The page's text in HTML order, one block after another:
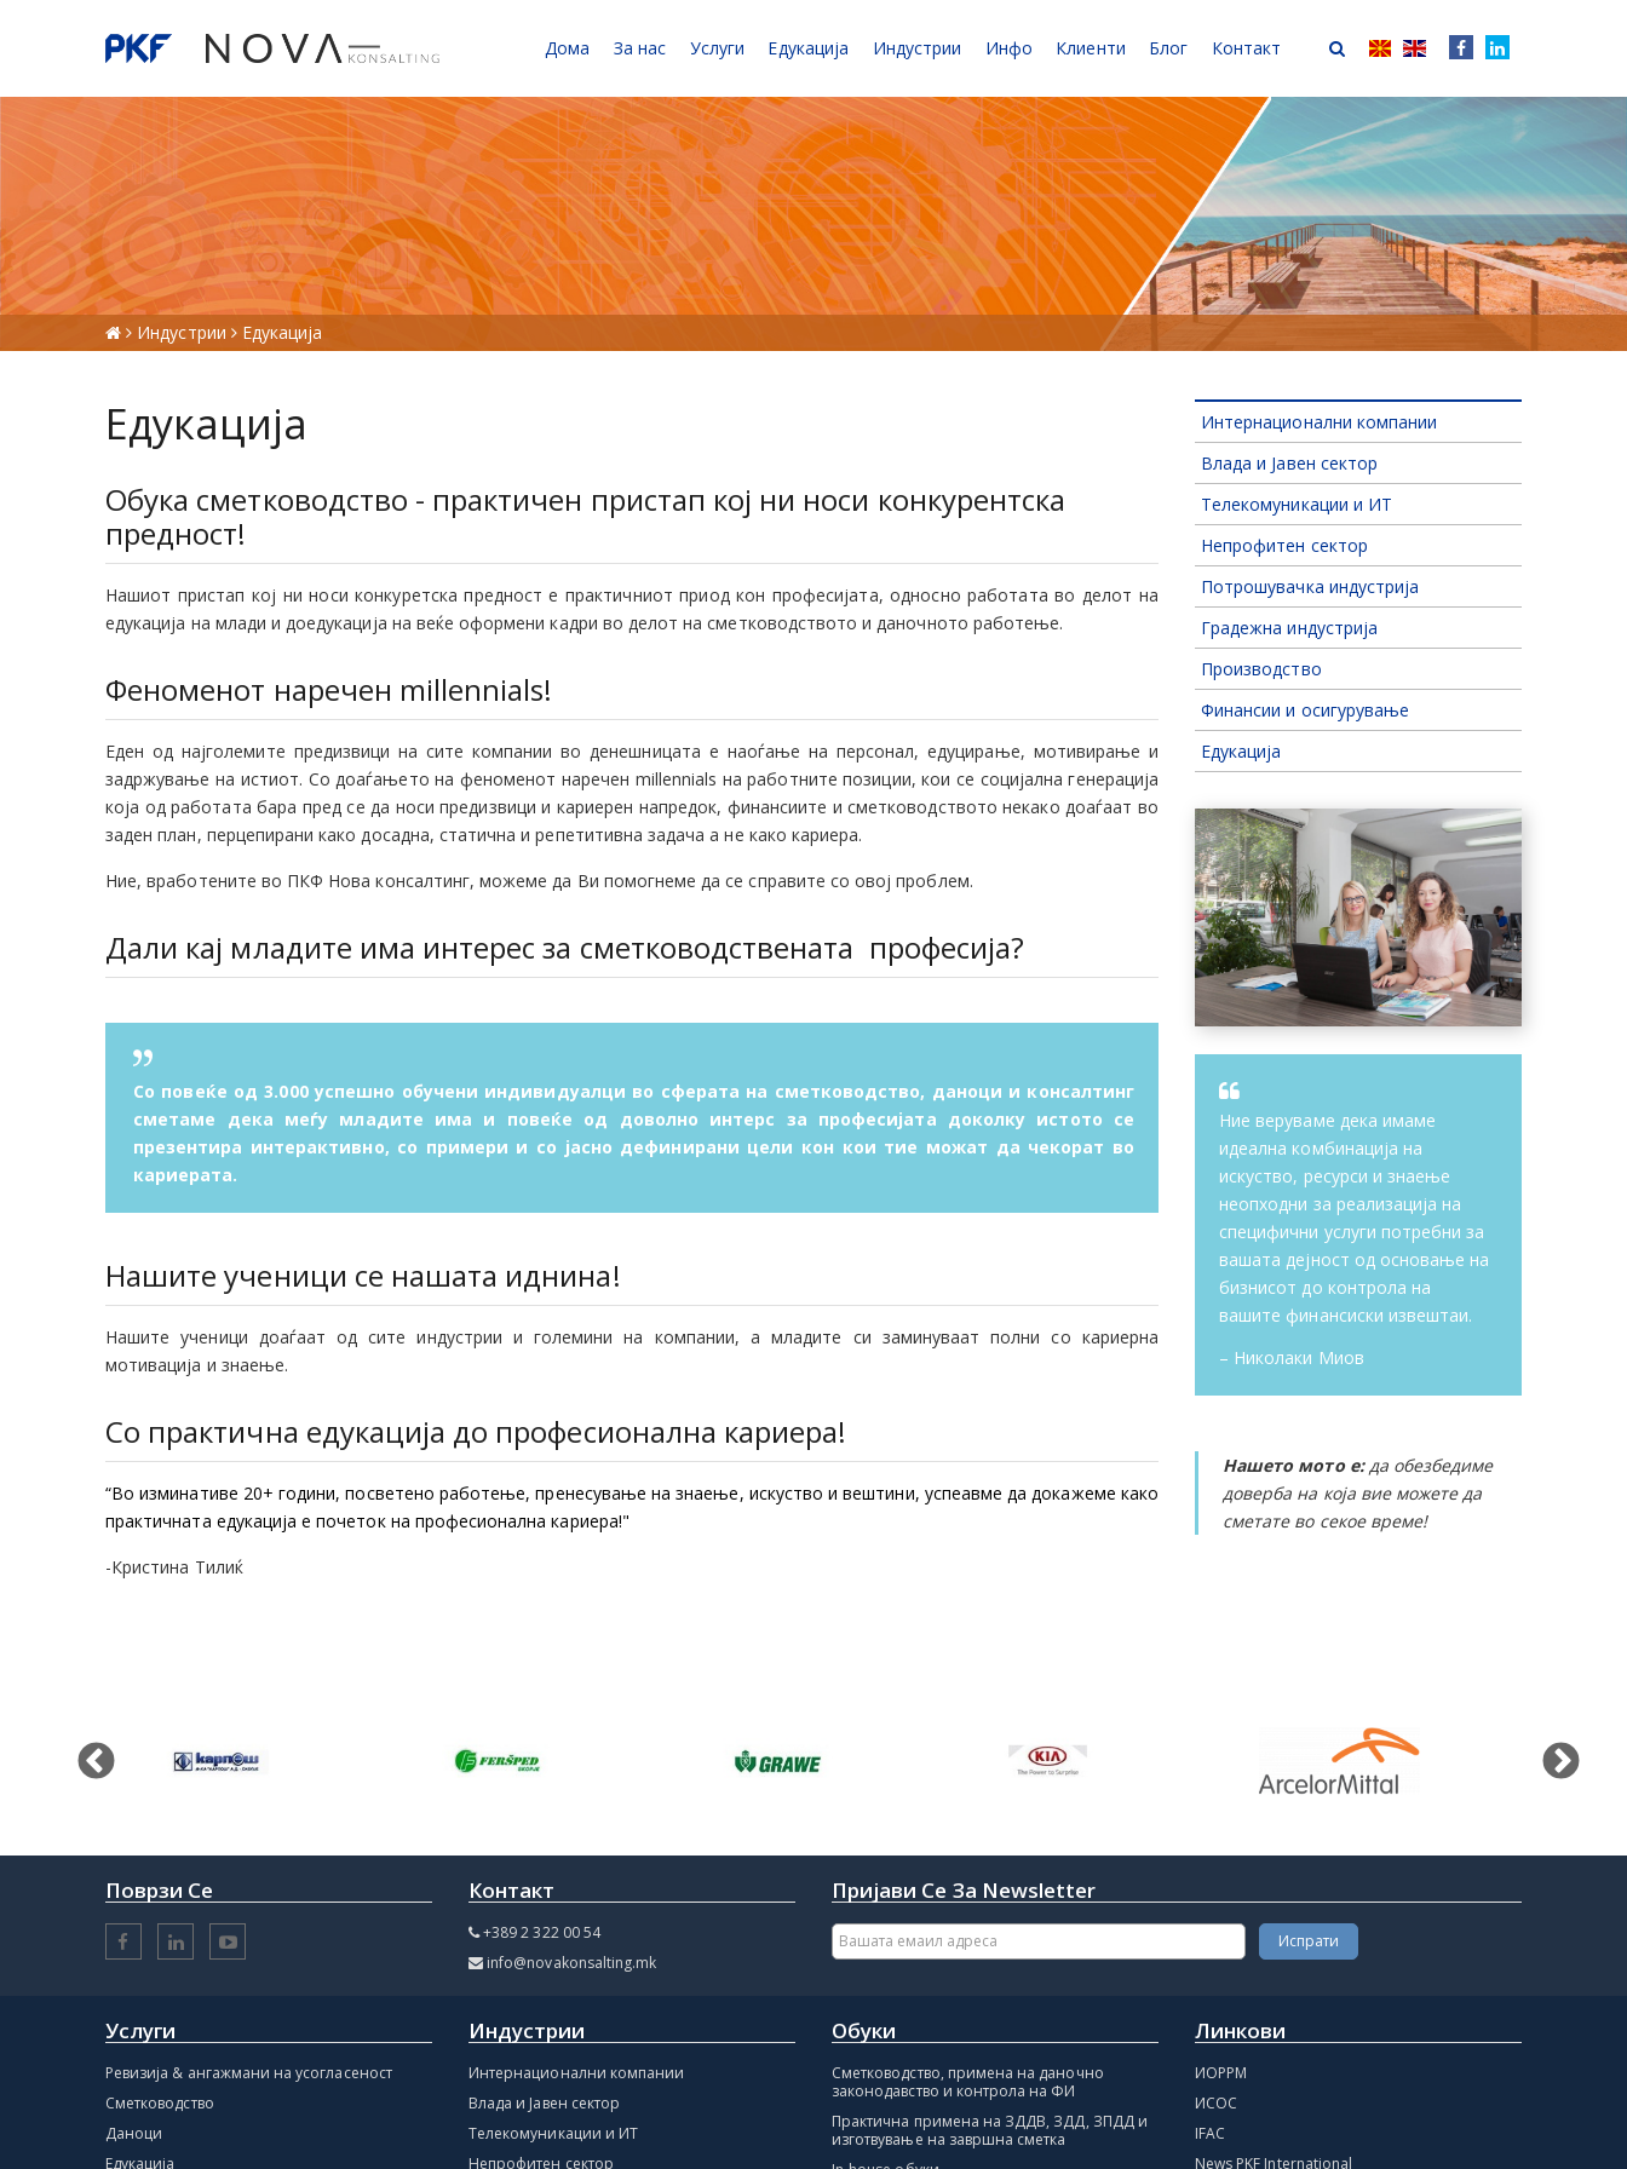
Дома За нас Услуги Едукација Индустрии Инфо Клиенти Блог Контакт
Индустрии Едукација
Едукација
Обука сметководство - практичен пристап кој ни носи конкурентска
предност!
Нашиот пристап кој ни носи конкуретска предност е практичниот приод кон професијата, односно работата во делот на
едукација на млади и доедукација на веќе оформени кадри во делот на сметководството и даночното работење.
Феноменот наречен millennials!
Еден од најголемите предизвици на сите компании во денешницата е наоѓање на персонал, едуцирање, мотивирање и
задржување на истиот. Со доаѓањето на феноменот наречен millennials на работните позиции, кои се социјална генерација
која од работата бара пред се да носи предизвици и кариерен напредок, финансиите и сметководството некако доаѓаат во
заден план, перцепирани како досадна, статична и репетитивна задача а не како кариера.
Ние, вработените во ПКФ Нова консалтинг, можеме да Ви помогнеме да се справите со овој проблем.
Дали кај младите има интерес за сметководствената професија?
Со повеќе од 3.000 успешно обучени индивидуалци во сферата на сметководство, даноци и консалтинг
сметаме дека меѓу младите има и повеќе од доволно интерс за професијата доколку истото се
презентира интерактивно, со примери и со јасно дефинирани цели кон кои тие можат да чекорат во
кариерата.
Нашите ученици се нашата иднина!
Нашите ученици доаѓаат од сите индустрии и големини на компании, а младите си заминуваат полни со кариерна
мотивација и знаење.
Со практична едукација до професионална кариера!
“Во изминативе 20+ години, посветено работење, пренесување на знаење, искуство и вештини, успеавме да докажеме како
практичната едукација е почеток на професионална кариера!"
-Кристина Тилиќ
Интернационални компании
Влада и Јавен сектор
Телекомуникации и ИТ
Непрофитен сектор
Потрошувачка индустрија
Градежна индустрија
Производство
Финансии и осигурување
Едукација
Ние веруваме дека имаме
идеална комбинација на
искуство, ресурси и знаење
неопходни за реализација на
специфични услуги потребни за
вашата дејност од основање на
бизнисот до контрола на
вашите финансиски извештаи.
– Николаки Миов
Нашето мото е:да обезбедиме
доверба на која вие можете да
сметате во секое време!
Поврзи Се Контакт
+389 2 322 00 54
info@novakonsalting.mk
Пријави Се За Newsletter
Услуги
Ревизија & ангажмани на усогласеност
Сметководство
Даноци
Едукација
Индустрии
Интернационални компании
Влада и Јавен сектор
Телекомуникации и ИТ
Непрофитен сектор
Обуки
Сметководство, примена на даночно
законодавство и контрола на ФИ
Практична примена на ЗДДВ, ЗДД, ЗПДД и
изготвување на завршна сметка
Линкови
ИОРРМ
ИСОС
IFAC
News PKF International